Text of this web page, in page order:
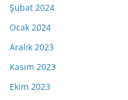
Şubat 2024
Ocak 2024
Aralık 2023
Kasım 2023
Ekim 2023